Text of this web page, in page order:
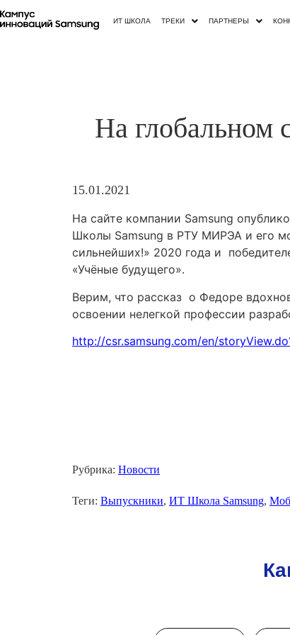
ИТ ШКОЛА ТРЕКИ ПАРТНЕРЫ
На глобальном
15.01.2021
На сайте компании Samsung
Школы Samsung в РТУ МИРЭА и его
сильнейших!» 2020 года и
«Учёные будущего».
Верим, что рассказ о Федоре
освоении нелегкой профессии
http://csr.samsung.com/en/
Рубрика: Новости
Теги: Выпускники, ИТ Школа Samsung,